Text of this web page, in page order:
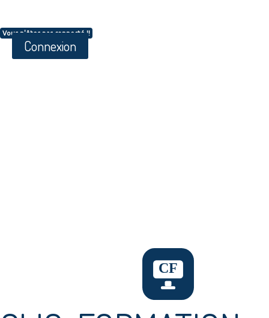
Vous n'êtes pas connecté !!
Connexion